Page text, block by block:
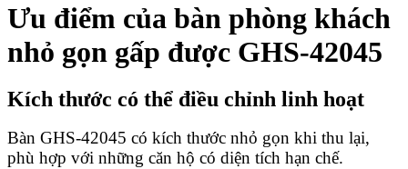
Ưu điểm của bàn phòng khách
nhỏ gọn gấp được GHS-42045
Kích thước có thể điều chỉnh linh hoạt
Bàn GHS-42045 có kích thước nhỏ gọn khi thu lại,
phù hợp với những căn hộ có diện tích hạn chế.